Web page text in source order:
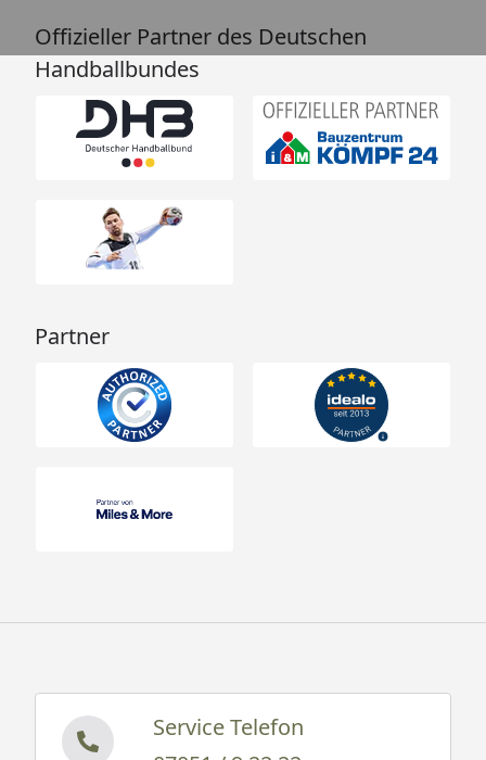
Offizieller Partner des Deutschen
Handballbundes
Partner
Service Telefon